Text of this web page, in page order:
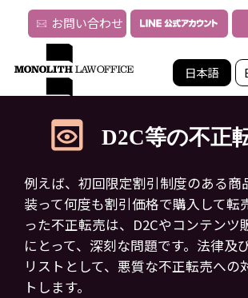
日本語
お問い合わせ
D2C等の不正
例えば、初回限定割引制度のある商
装って何度も割引価格で購入して転
った不正転売は、D2Cやコンテンツ
にとって、深刻な問題です。 法律及
リストとして、悪質な不正転売への
トします。